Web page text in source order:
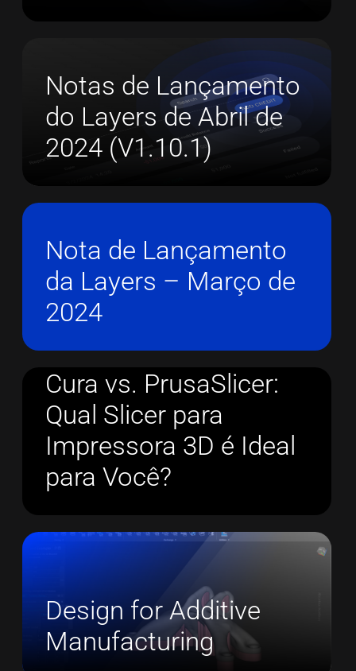
Notas de Lançamento
do Layers de Abril de
2024 (V1.10.1)
Nota de Lançamento
da Layers – Março de
2024
Cura vs. PrusaSlicer:
Qual Slicer para
Impressora 3D é Ideal
para Você?
Design for Additive
Manufacturing